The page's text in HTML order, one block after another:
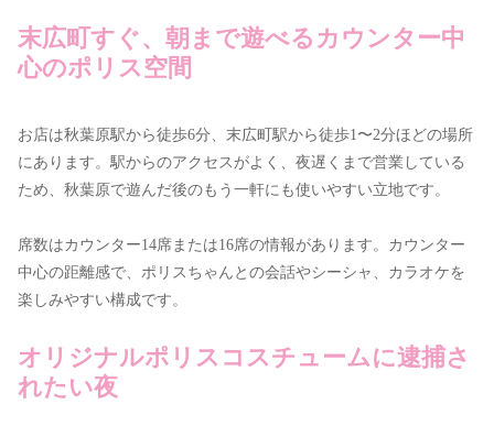
末広町すぐ、朝まで遊べるカウンター中
心のポリス空間
お店は秋葉原駅から徒歩6分、末広町駅から徒歩1〜2分ほどの場所
にあります。駅からのアクセスがよく、夜遅くまで営業している
ため、秋葉原で遊んだ後のもう一軒にも使いやすい立地です。
席数はカウンター14席または16席の情報があります。カウンター
中心の距離感で、ポリスちゃんとの会話やシーシャ、カラオケを
楽しみやすい構成です。
オリジナルポリスコスチュームに逮捕さ
れたい夜